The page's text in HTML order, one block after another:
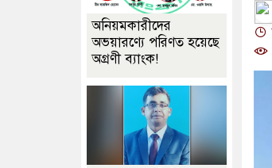
অনিয়মকারীদের
অভয়ারণ্যে পরিণত হয়েছে
অগ্রণী ব্যাংক!